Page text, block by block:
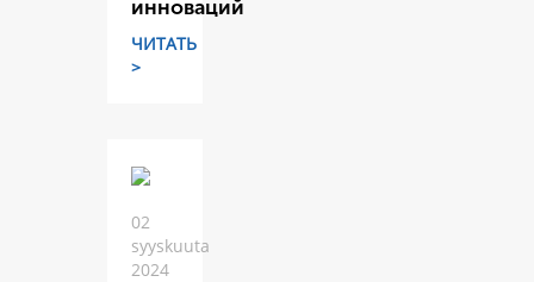
инноваций
ЧИТАТЬ
>
02
syyskuuta
2024